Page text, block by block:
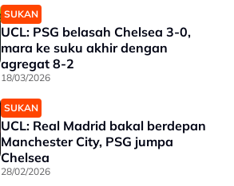
SUKAN
UCL: PSG belasah Chelsea 3-0,
mara ke suku akhir dengan
agregat 8-2
18/03/2026
SUKAN
UCL: Real Madrid bakal berdepan
Manchester City, PSG jumpa
Chelsea
28/02/2026